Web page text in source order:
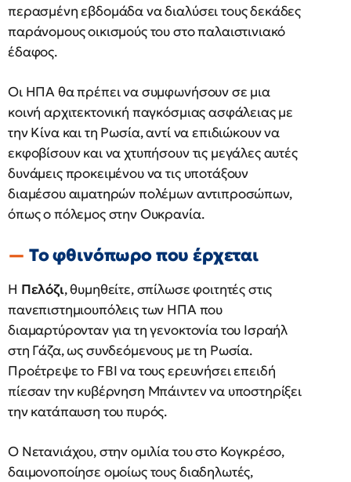
περασμένη εβδομάδα να διαλύσει τους δεκάδες
παράνομους οικισμούς του στο παλαιστινιακό
έδαφος.
Οι ΗΠΑ θα πρέπει να συμφωνήσουν σε μια
κοινή αρχιτεκτονική παγκόσμιας ασφάλειας με
την Κίνα και τη Ρωσία, αντί να επιδιώκουν να
εκφοβίσουν και να χτυπήσουν τις μεγάλες αυτές
δυνάμεις προκειμένου να τις υποτάξουν
διαμέσου αιματηρών πολέμων αντιπροσώπων,
όπως ο πόλεμος στην Ουκρανία.
Το φθινόπωρο που έρχεται
Η Πελόζι, θυμηθείτε, σπίλωσε φοιτητές στις
πανεπιστημιουπόλεις των ΗΠΑ που
διαμαρτύρονταν για τη γενοκτονία του Ισραήλ
στη Γάζα, ως συνδεόμενους με τη Ρωσία.
Προέτρεψε το FBI να τους ερευνήσει επειδή
πίεσαν την κυβέρνηση Μπάιντεν να υποστηρίξει
την κατάπαυση του πυρός.
Ο Νετανιάχου, στην ομιλία του στο Κογκρέσο,
δαιμονοποίησε ομοίως τους διαδηλωτές,